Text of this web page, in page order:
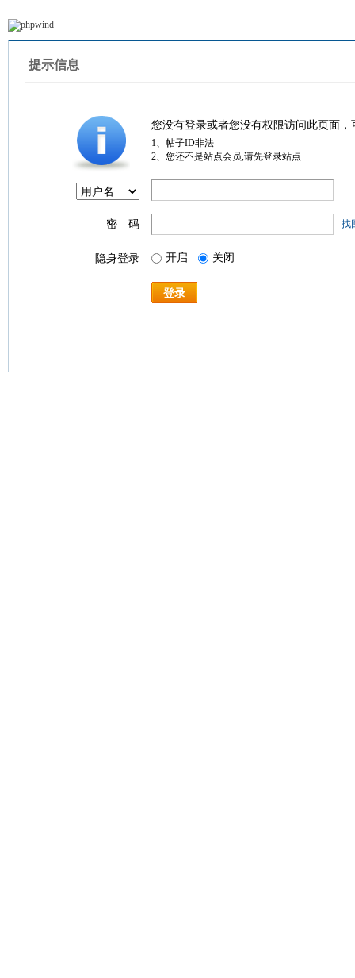
提示信息
您没有登录或者您没有权限访问此页面
1、帖子ID非法
2、您还不是站点会员,请先登录站点
密 码 找
隐身登录 开启 关闭
登录